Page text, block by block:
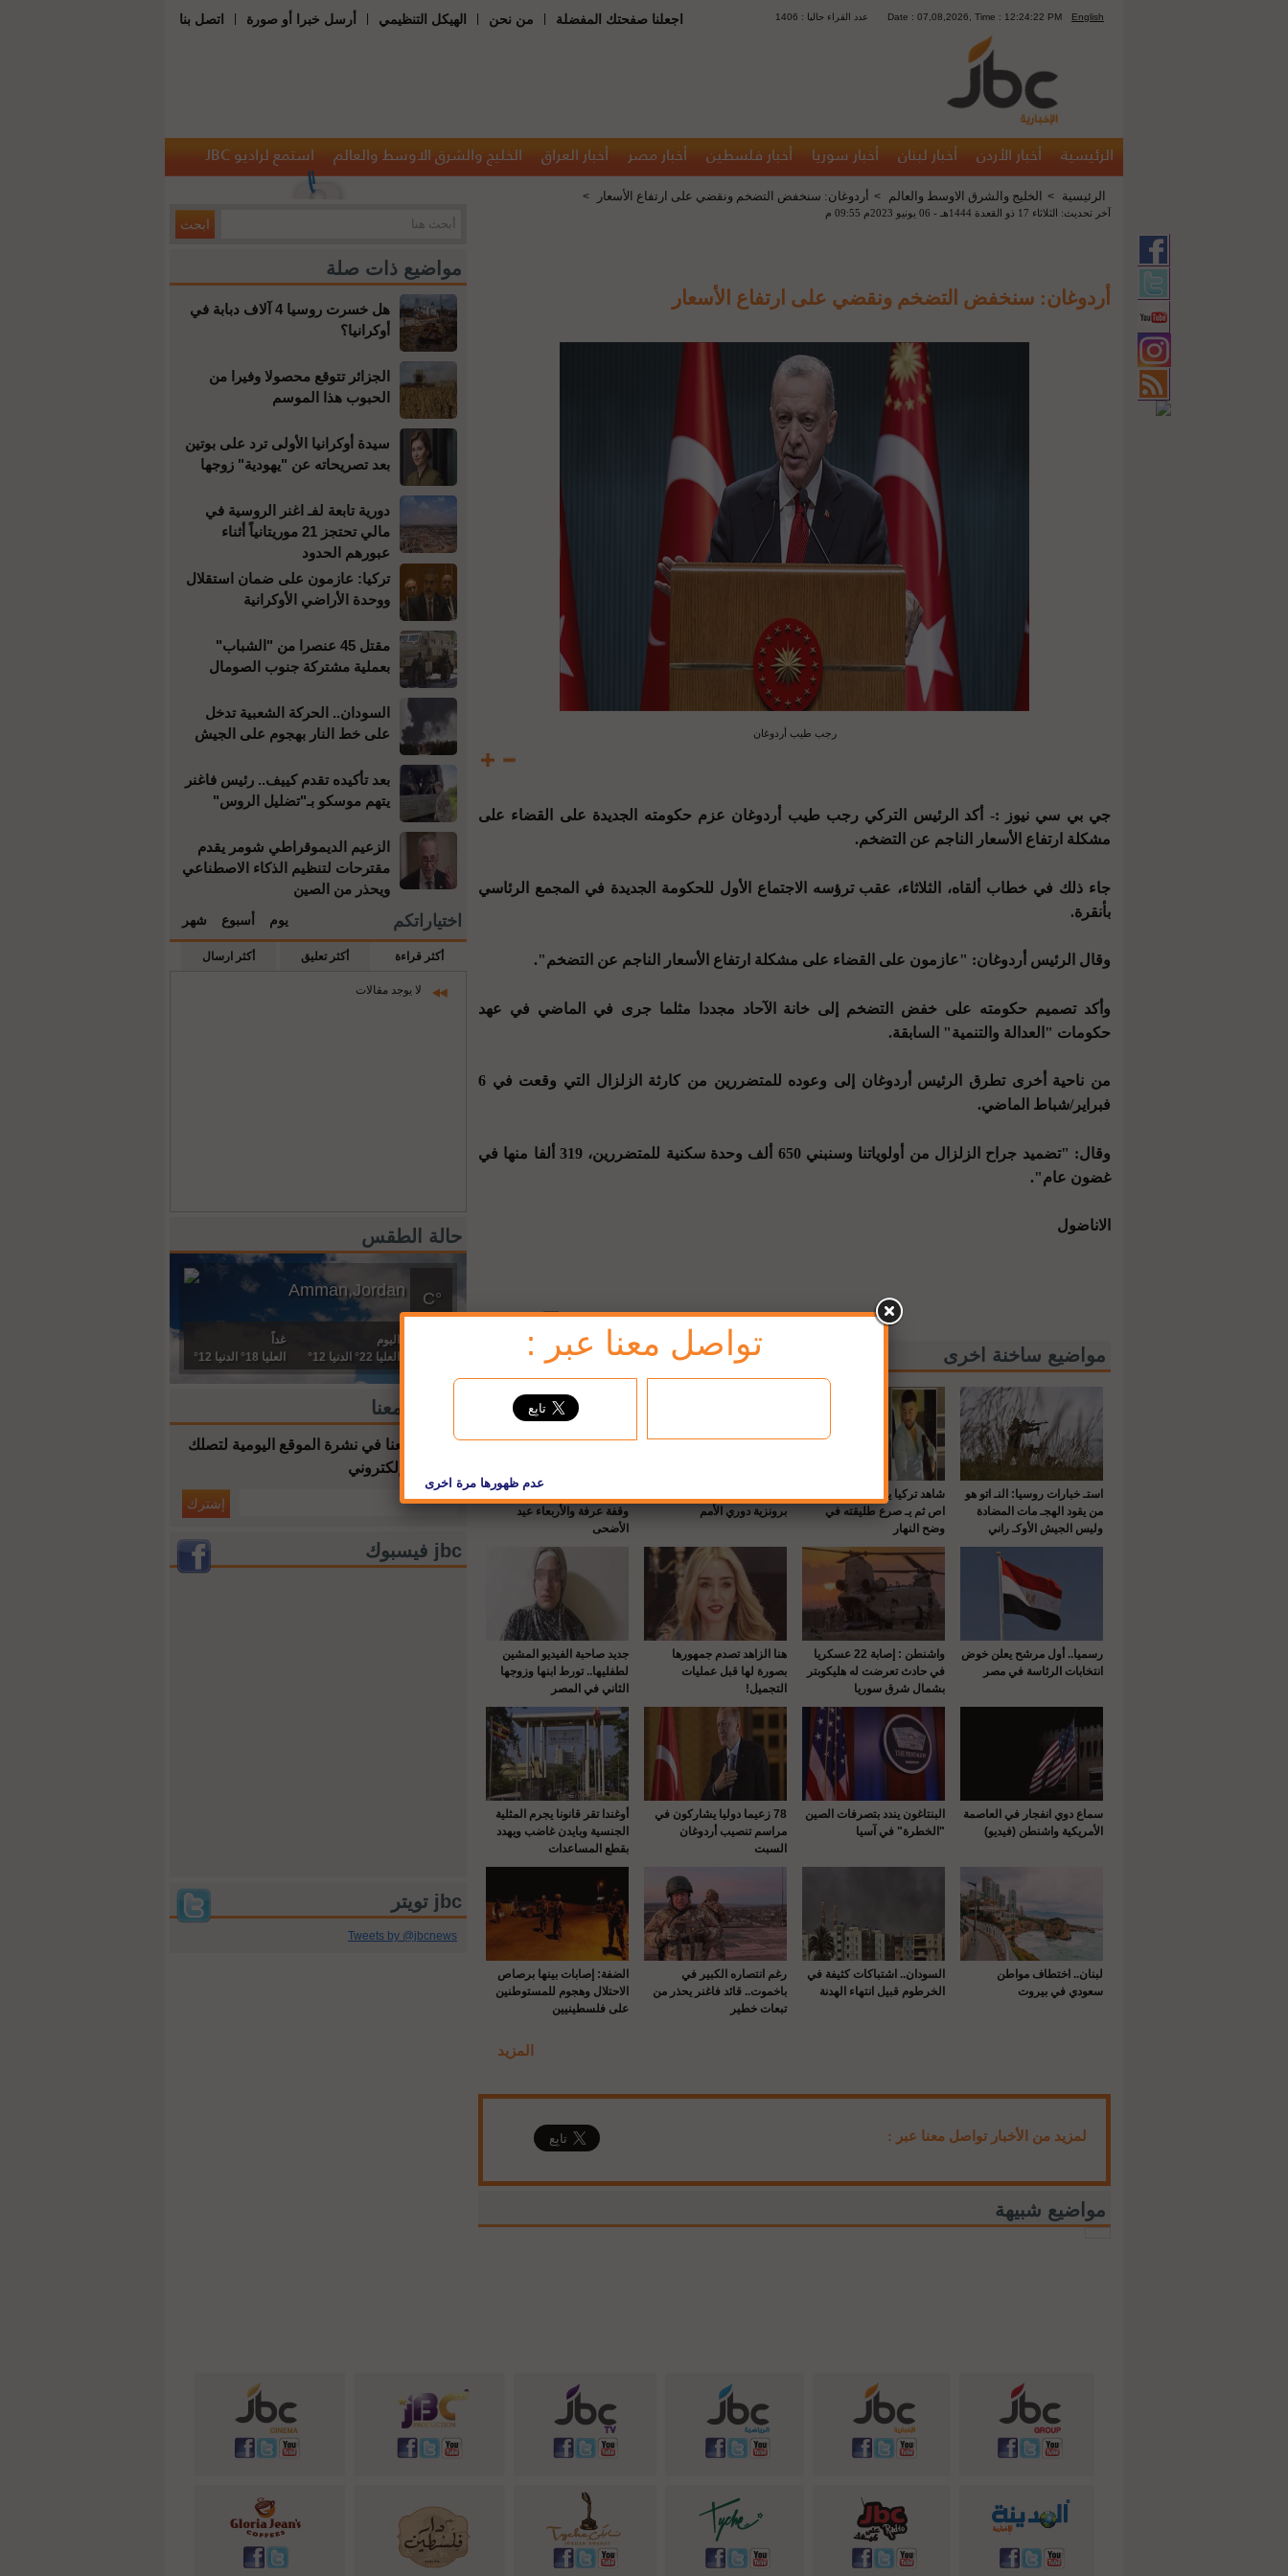
اجعلنا صفحتك المفضلة من نحن الهيكل التنظيمي أرسل خبرا أو صورة اتصل بنا English
Date : 07,08,2026, Time : 12:24:22 PM 1406 : عدد القراء حاليا
الرئيسية أخبار الأردن أخبار لبنان أخبار سوريا أخبار فلسطين أخبار مصر أخبار العراق الخليج والشرق الاوسط والعالم استمع لراديو JBC
مواضيع ذات صلة
هل خسرت روسيا 4 آلاف دبابة في
أوكرانيا؟
الجزائر تتوقع محصولا وفيرا من
الحبوب هذا الموسم
سيدة أوكرانيا الأولى ترد على بوتين
بعد تصريحاته عن "يهودية" زوجها
دورية تابعة لفـ اغنر الروسية في
مالي تحتجز 21 موريتانياً أثناء
عبورهم الحدود
تركيا: عازمون على ضمان استقلال
ووحدة الأراضي الأوكرانية
مقتل 45 عنصرا من "الشباب"
بعملية مشتركة جنوب الصومال
السودان.. الحركة الشعبية تدخل
على خط النار بهجوم على الجيش
بعد تأكيده تقدم كييف.. رئيس فاغنر
يتهم موسكو بـ"تضليل الروس"
الزعيم الديموقراطي شومر يقدم
مقترحات لتنظيم الذكاء الاصطناعي
ويحذر من الصين
اختياراتكم يوم أسبوع شهر
أكثر قراءة أكثر تعليق أكثر ارسال
لا يوجد مقالات
حالة الطقس
°C
Amman,Jordan
اليوم
العليا 22° الدنيا 12°
غداً
العليا 18° الدنيا 12°
إشترك معنا
إشترك معنا في نشرة الموقع اليومية لتصلك
لبريدك الإلكتروني
jbc فيسبوك
jbc تويتر
Tweets by @jbcnews
الرئيسية > الخليج والشرق الاوسط والعالم > أردوغان: سنخفض التضخم ونقضي على ارتفاع الأسعار >
آخر تحديث: الثلاثاء 17 ذو القعدة 1444هـ - 06 يونيو 2023م 09:55 م
أردوغان: سنخفض التضخم ونقضي على ارتفاع الأسعار
رجب طيب أردوغان
جي بي سي نيوز :- أكد الرئيس التركي رجب طيب أردوغان عزم حكومته الجديدة على القضاء على
مشكلة ارتفاع الأسعار الناجم عن التضخم.
جاء ذلك في خطاب ألقاه، الثلاثاء، عقب ترؤسه الاجتماع الأول للحكومة الجديدة في المجمع الرئاسي
بأنقرة.
وقال الرئيس أردوغان: "عازمون على القضاء على مشكلة ارتفاع الأسعار الناجم عن التضخم".
وأكد تصميم حكومته على خفض التضخم إلى خانة الآحاد مجددا مثلما جرى في الماضي في عهد
حكومات "العدالة والتنمية" السابقة.
من ناحية أخرى تطرق الرئيس أردوغان إلى وعوده للمتضررين من كارثة الزلزال التي وقعت في 6
فبراير/شباط الماضي.
وقال: "تضميد جراح الزلزال من أولوياتنا وسنبني 650 ألف وحدة سكنية للمتضررين، 319 ألفا منها في
غضون عام".
الاناضول
مواضيع ساخنة اخرى
استـ خبارات روسيا: النـ اتو هو
من يقود الهجـ مات المضادة
وليس الجيش الأوكـ راني
شاهد تركيا يقـ تل حماه بالرصـ
اص ثم يـ صرع طليقته في
وضح النهار
برونزية دوري الأمم
السعودية: الثلاثاء 27 حزيران
وقفة عرفة والأربعاء عيد
الأضحى
رسميا.. أول مرشح يعلن خوض
انتخابات الرئاسة في مصر
واشنطن : إصابة 22 عسكريا
في حادث تعرضت له هليكوبتر
بشمال شرق سوريا
هنا الزاهد تصدم جمهورها
بصورة لها قبل عمليات
التجميل!
جديد صاحبة الفيديو المشين
لطفليها.. تورط ابنها وزوجها
الثاني في المصر
سماع دوي انفجار في العاصمة
الأمريكية واشنطن (فيديو)
البنتاغون يندد بتصرفات الصين
"الخطرة" في آسيا
78 زعيما دوليا يشاركون في
مراسم تنصيب أردوغان
السبت
أوغندا تقر قانونا يجرم المثلية
الجنسية وبايدن غاضب ويهدد
بقطع المساعدات
لبنان.. اختطاف مواطن
سعودي في بيروت
السودان.. اشتباكات كثيفة في
الخرطوم قبيل انتهاء الهدنة
رغم انتصاره الكبير في
باخموت.. قائد فاغنر يحذر من
تبعات خطير
الضفة: إصابات بينها برصاص
الاحتلال وهجوم للمستوطنين
على فلسطينيين
المزيد
لمزيد من الأخبار تواصل معنا عبر :
مواضيع شبيهة
تواصل معنا عبر :